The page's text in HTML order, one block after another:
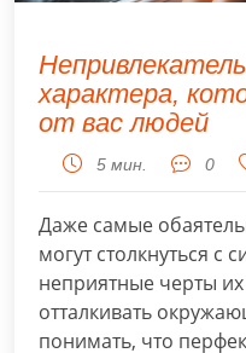
образу
жизни.
Откройте
для
себя
практические
советы
по
улучшению
качества
характера,
от вас людей
5 мин. 0
Даже самые
могут столкнуться с
неприятные черты
отталкивать
понимать, что